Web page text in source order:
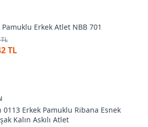
Pamuklu Erkek Atlet NBB 701
TL
0113 Erkek Pamuklu Ribana Esnek
Kalın Askılı Atlet